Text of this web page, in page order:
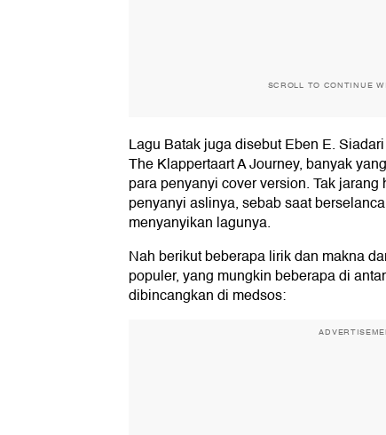
SCROLL TO CONTINUE
Lagu Batak juga disebut Eben E.
The Klappertaart A Journey, banyak
para penyanyi cover version. Tak
penyanyi aslinya, sebab saat
menyanyikan lagunya.
Nah berikut beberapa lirik dan makna
populer, yang mungkin beberapa di
dibincangkan di medsos: